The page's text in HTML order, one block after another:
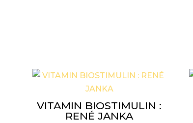
VITAMIN BIOSTIMULIN :
RENÉ JANKA